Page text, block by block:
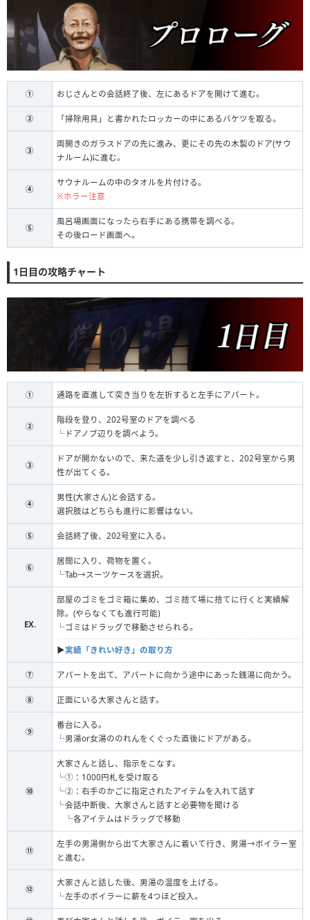
① おじさんとの会話終了後、左にあるドアを開けて進む。
② 「掃除用具」と書かれたロッカーの中にあるバケツを取る。
③
両開きのガラスドアの先に進み、更にその先の木製のドア(サウ
ナルーム)に進む。
④
サウナルームの中のタオルを片付ける。
※ホラー注意
⑤
風呂場画面になったら右手にある携帯を調べる。
その後ロード画面へ。
1日目の攻略チャート
① 通路を直進して突き当りを左折すると左手にアパート。
②
階段を登り、202号室のドアを調べる
└ドアノブ辺りを調べよう。
③
ドアが開かないので、来た道を少し引き返すと、202号室から男
性が出てくる。
④
男性(大家さん)と会話する。
選択肢はどちらも進行に影響はない。
⑤ 会話終了後、202号室に入る。
⑥
居間に入り、荷物を置く。
└Tab→スーツケースを選択。
EX.
部屋のゴミをゴミ箱に集め、ゴミ捨て場に捨てに行くと実績解
除。(やらなくても進行可能)
└ゴミはドラッグで移動させられる。
▶︎実績「きれい好き」の取り方
⑦ アパートを出て、アパートに向かう途中にあった銭湯に向かう。
⑧ 正面にいる大家さんと話す。
⑨
番台に入る。
└男湯or女湯ののれんをくぐった直後にドアがある。
⑩
大家さんと話し、指示をこなす。
└①：1000円札を受け取る
└②：右手のかごに指定されたアイテムを入れて話す
└会話中断後、大家さんと話すと必要物を聞ける
└各アイテムはドラッグで移動
⑪
左手の男湯側から出て大家さんに着いて行き、男湯→ボイラー室
と進む。
⑫
大家さんと話した後、男湯の温度を上げる。
└左手のボイラーに薪を4つほど投入。